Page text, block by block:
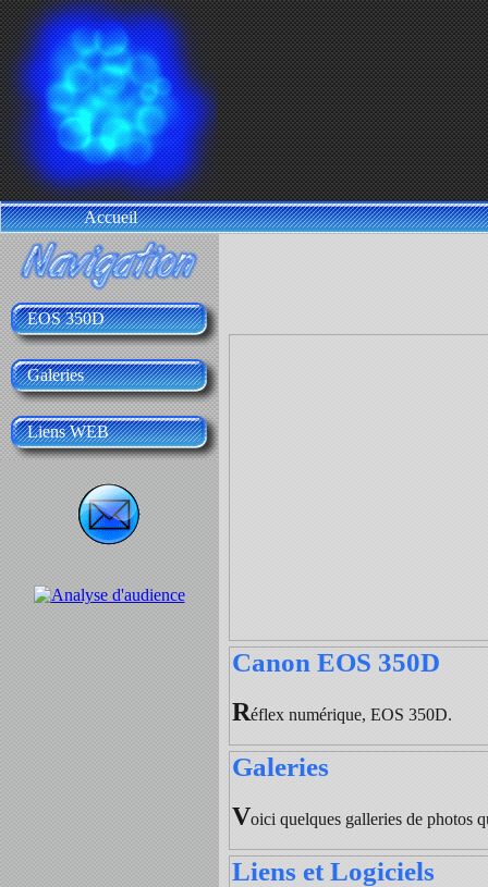
Accueil
EOS 350D
Galeries
Liens WEB
Canon EOS 350D
Réflex numérique, EOS 350D.
Galeries
Voici quelques galleries de photos
Liens et Logiciels